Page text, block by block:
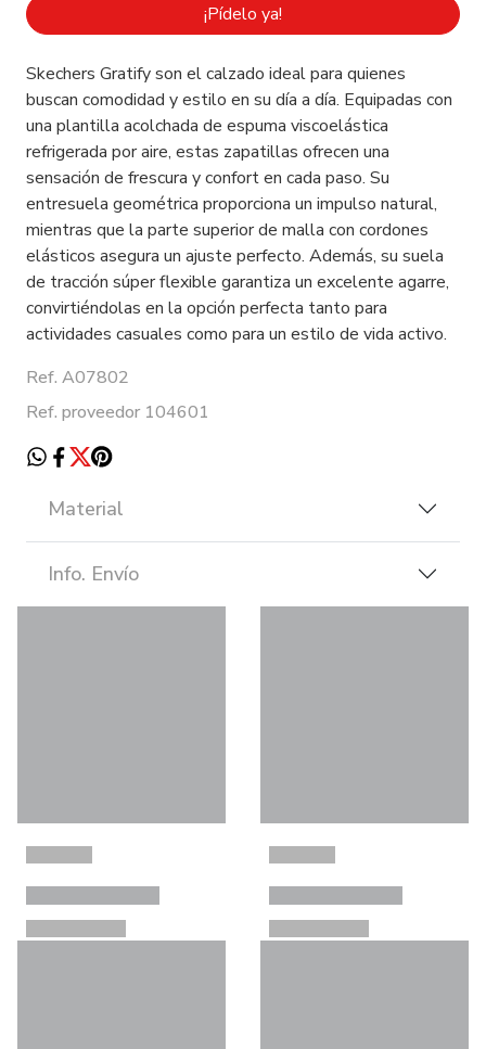
¡Pídelo ya!
Skechers Gratify son el calzado ideal para quienes
buscan comodidad y estilo en su día a día. Equipadas con
una plantilla acolchada de espuma viscoelástica
refrigerada por aire, estas zapatillas ofrecen una
sensación de frescura y confort en cada paso. Su
entresuela geométrica proporciona un impulso natural,
mientras que la parte superior de malla con cordones
elásticos asegura un ajuste perfecto. Además, su suela
de tracción súper flexible garantiza un excelente agarre,
convirtiéndolas en la opción perfecta tanto para
actividades casuales como para un estilo de vida activo.
Ref. A07802
Ref. proveedor 104601
Material
Info. Envío